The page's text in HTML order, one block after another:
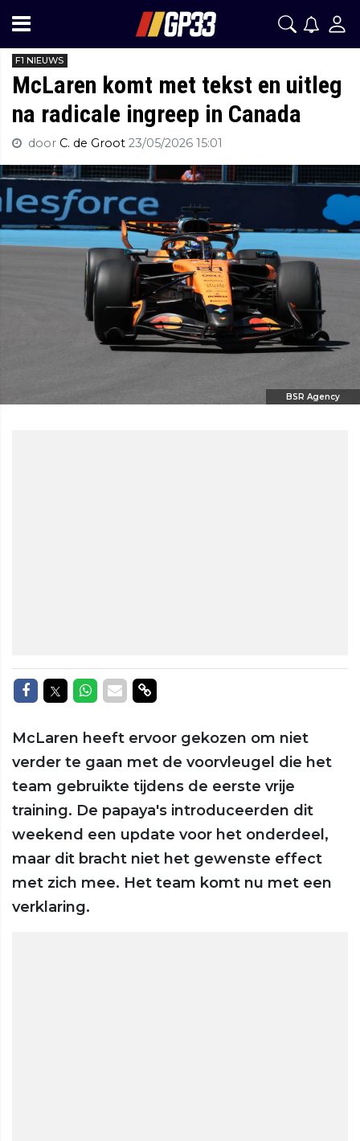
F1 NIEUWS
McLaren komt met tekst en uitleg
na radicale ingreep in Canada
door C. de Groot 23/05/2026 15:01
BSR Agency
Delen op Facebook
Delen op Twitter
Delen op Whatsapp
Delen via Mail
Delen via link
McLaren heeft ervoor gekozen om niet
verder te gaan met de voorvleugel die het
team gebruikte tijdens de eerste vrije
training. De papaya's introduceerden dit
weekend een update voor het onderdeel,
maar dit bracht niet het gewenste effect
met zich mee. Het team komt nu met een
verklaring.